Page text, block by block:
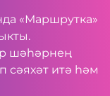
«Маршрутка»
шәһәрнең
сәяхәт итә һәм